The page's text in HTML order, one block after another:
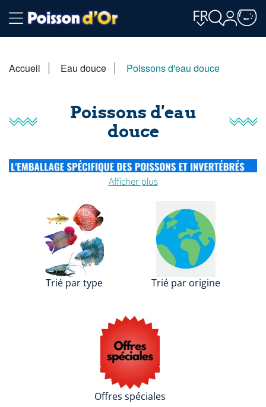
FR
Accueil Eau douce Poissons d'eau douce
Poissons d'eau
douce
Afficher plus
Trié par type Trié par origine
Offres spéciales